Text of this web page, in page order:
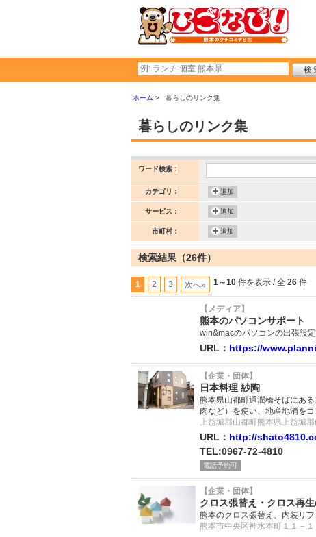
ホーム 暮らしのリンク集
暮らしのリンク集
ワード検索：
カテゴリ： 追加
サービス： 追加
市町村： 追加
検索結果（26件）
1 2 3 次へ» 1～10 件を表示 / 全 26 件
【メディア】
熊本のパソコンサポート
win&macのパソコンの出張設
URL： https://
【企業・団体】
日本料理 紗陶
熊本県山都町通潤橋そばにあ
肉など）を使い、地産地消を
上益城郡山都町熊本県上益城
URL： http://
TEL:0967-72-4810
電話予約可
【企業・団体】
クロス張替え・クロス再
熊本のクロス張替え、内装リフ
熊本市中央区神水本町１１－